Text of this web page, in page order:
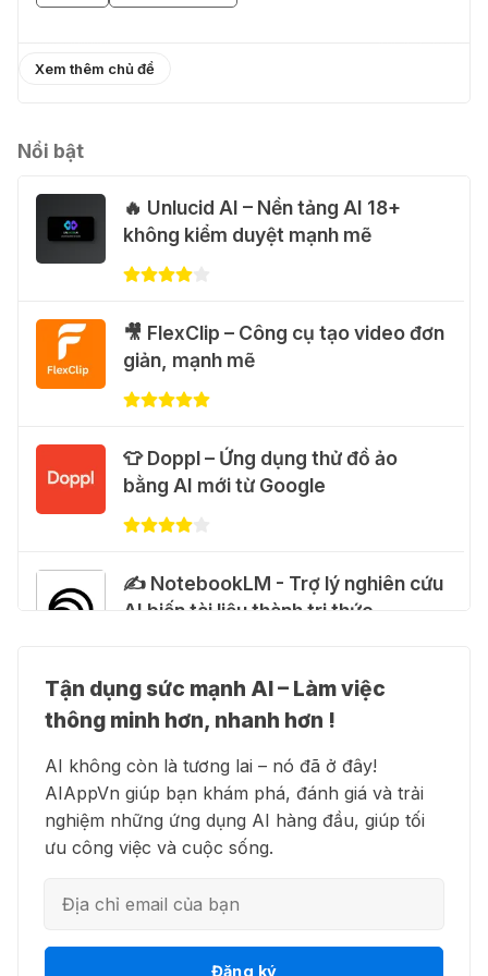
💃 Tạo video AI nhảy múa với Google
Flow Motion Control
31 Thg 07 2026
🐈 Nhận miễn phí 30 video AI + 100
hình ảnh mỗi ngày với Dola.com
31 Thg 07 2026
🎁 Hướng dẫn nhận Google Plus 12
tháng miễn phí
Cảnh báo: Xuất hiện script và
hướng dẫn giả mạo giúp "mở khóa"
🍎 Claude for Teachers – chương
15 Thg 07 2026
🎁 Hướng dẫn nhận ChatGPT
Business miễn phí tháng
Xem thêm chủ đề
Nổi bật
🔥 Unlucid AI – Nền tảng AI 18+
không kiểm duyệt mạnh mẽ
🎥 FlexClip – Công cụ tạo video đơn
giản, mạnh mẽ
👕 Doppl – Ứng dụng thử đồ ảo
bằng AI mới từ Google
✍️ NotebookLM - Trợ lý nghiên cứu
AI biến tài liệu thành tri thức
👗 Higgsfield AI – Biến ý tưởng
thành phim chất lượng cao
💻 Blackbox AI - Trợ lý lập trình
thông minh
Tận dụng sức mạnh AI – Làm việc
thông minh hơn, nhanh hơn !
AI không còn là tương lai – nó đã ở đây!
AIAppVn giúp bạn khám phá, đánh giá và trải
nghiệm những ứng dụng AI hàng đầu, giúp tối
ưu công việc và cuộc sống.
Đăng ký